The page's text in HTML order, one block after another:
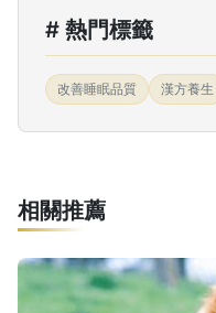
# 熱門標籤
改善睡眠品質 漢方養生
相關推薦